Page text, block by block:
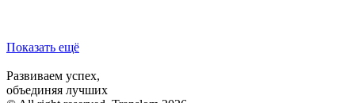
Показать ещё
Развиваем успех,
объединяя лучших